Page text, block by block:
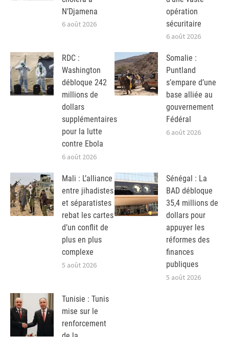
N’Djamena
6 août 2026
opération
sécuritaire
6 août 2026
RDC :
Washington
débloque 242
millions de
dollars
supplémentaires
pour la lutte
contre Ebola
6 août 2026
Somalie :
Puntland
s’empare d’une
base alliée au
gouvernement
Fédéral
6 août 2026
Mali : L’alliance
entre jihadistes
et séparatistes
rebat les cartes
d’un conflit de
plus en plus
complexe
5 août 2026
Sénégal : La
BAD débloque
35,4 millions de
dollars pour
appuyer les
réformes des
finances
publiques
5 août 2026
Tunisie : Tunis
mise sur le
renforcement